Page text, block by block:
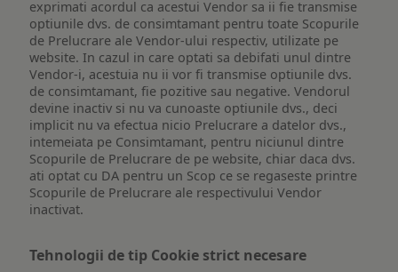
exprimati acordul ca acestui Vendor sa ii fie transmise
optiunile dvs. de consimtamant pentru toate Scopurile
de Prelucrare ale Vendor-ului respectiv, utilizate pe
website. In cazul in care optati sa debifati unul dintre
Vendor-i, acestuia nu ii vor fi transmise optiunile dvs.
de consimtamant, fie pozitive sau negative. Vendorul
devine inactiv si nu va cunoaste optiunile dvs., deci
implicit nu va efectua nicio Prelucrare a datelor dvs.,
intemeiata pe Consimtamant, pentru niciunul dintre
Scopurile de Prelucrare de pe website, chiar daca dvs.
ati optat cu DA pentru un Scop ce se regaseste printre
Scopurile de Prelucrare ale respectivului Vendor
inactivat.
Tehnologii de tip Cookie strict necesare